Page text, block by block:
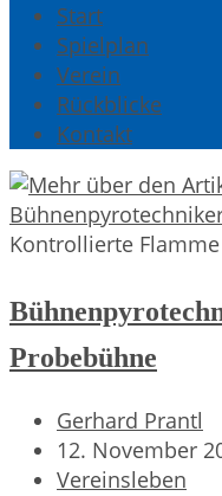
Start
Spielplan
Verein
Rückblicke
Kontakt
Kontrollierte
Probebühne
Beitrags-
Autor:
Gerhard Prantl
Beitrag
veröffentlicht:
12. November
Beitrags-
Vereinsleben